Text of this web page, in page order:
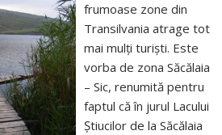
frumoase zone din
Transilvania atrage tot
mai mulţi turişti. Este
vorba de zona Săcălaia
– Sic, renumită pentru
faptul că în jurul Lacului
Ştiucilor de la Săcălaia